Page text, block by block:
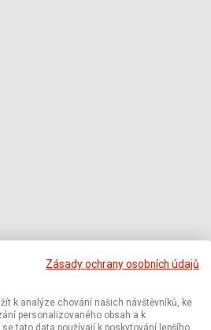
Zásady ochrany osobních údajů
k analýze chování našich návštěvníků, ke
personalizovaného obsah a k
tato data používají k poskytování lepšího